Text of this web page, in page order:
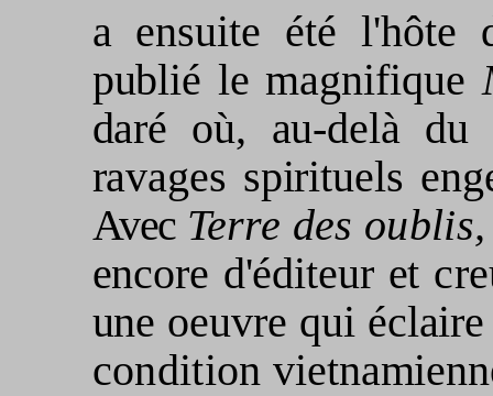
a ensuite été l'hôte
publié le magnifi­que
daré où, au-delà
ravages spirituels
Avec Terre des
encore d'éditeur et
une oeuvre qui
condition